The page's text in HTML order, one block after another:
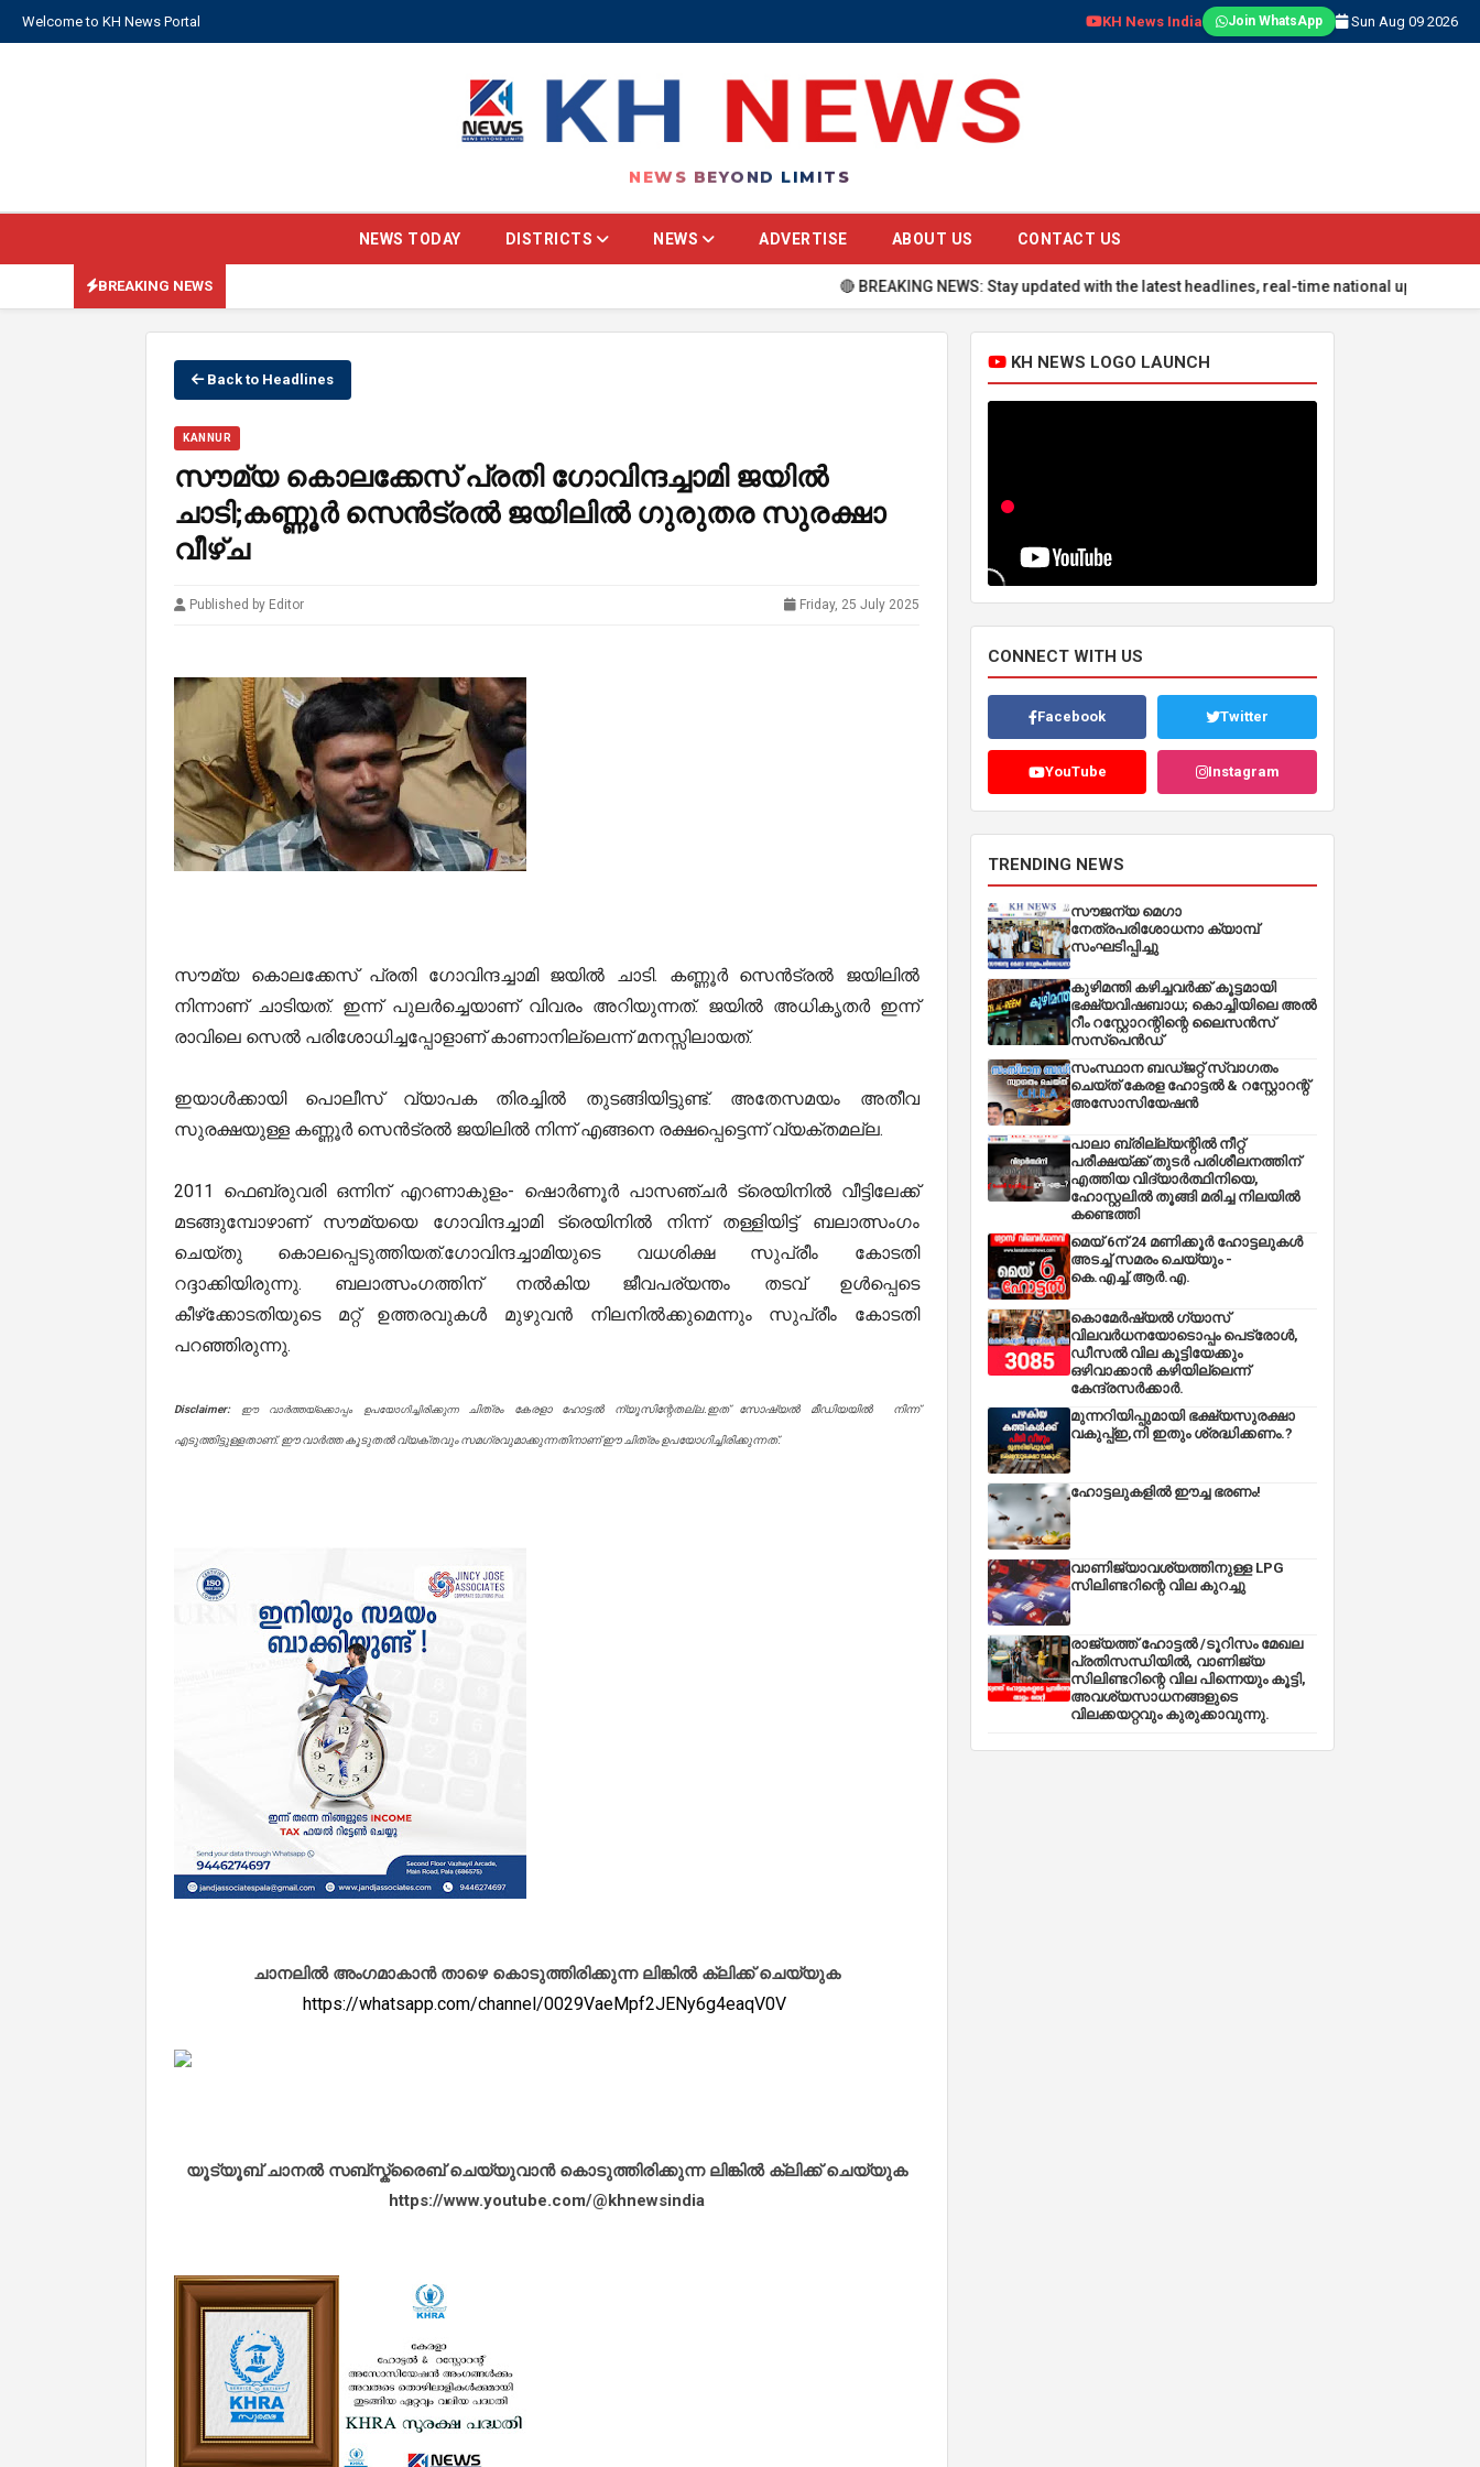
Welcome to KH News Portal KH News India Join WhatsApp Sun Aug 09 2026
NEWS BEYOND LIMITS
NEWS TODAY DISTRICTS NEWS ADVERTISE ABOUT US CONTACT US
BREAKING NEWS 🔴 BREAKING NEWS: Stay updated with the latest headlines, real-time national updates, global
Back to Headlines
KANNUR
സൗമ്യ കൊലക്കേസ് പ്രതി ഗോവിന്ദച്ചാമി ജയിൽ
ചാടി;കണ്ണൂർ സെൻട്രൽ ജയിലിൽ ഗുരുതര സുരക്ഷാ
വീഴ്ച
Published by Editor Friday, 25 July 2025
സൗമ്യ കൊലക്കേസ് പ്രതി ഗോവിന്ദച്ചാമി ജയില്‍ ചാടി. കണ്ണൂര്‍ സെന്‍ട്രല്‍ ജയിലില്‍
നിന്നാണ് ചാടിയത്. ഇന്ന് പുലർച്ചെയാണ് വിവരം അറിയുന്നത്. ജയിൽ അധികൃതർ ഇന്ന്
രാവിലെ സെൽ പരിശോധിച്ചപ്പോളാണ് കാണാനില്ലെന്ന് മനസ്സിലായത്.
ഇയാൾക്കായി പൊലീസ് വ്യാപക തിരച്ചിൽ തുടങ്ങിയിട്ടുണ്ട്. അതേസമയം അതീവ
സുരക്ഷയുള്ള കണ്ണൂർ സെൻട്രൽ ജയിലിൽ നിന്ന് എങ്ങനെ രക്ഷപ്പെട്ടെന്ന് വ്യക്തമല്ല.
2011 ഫെബ്രുവരി ഒന്നിന് എറണാകുളം- ഷൊര്‍ണൂര്‍ പാസഞ്ചര്‍ ട്രെയിനില്‍ വീട്ടിലേക്ക്
മടങ്ങുമ്പോഴാണ് സൗമ്യയെ ഗോവിന്ദച്ചാമി ട്രെയിനില്‍ നിന്ന് തള്ളിയിട്ട് ബലാത്സംഗം
ചെയ്തു കൊലപ്പെടുത്തിയത്.ഗോവിന്ദച്ചാമിയുടെ വധശിക്ഷ സുപ്രീം കോടതി
റദ്ദാക്കിയിരുന്നു. ബലാത്സംഗത്തിന് നല്‍കിയ ജീവപര്യന്തം തടവ് ഉള്‍പ്പെടെ
കീഴ്‌ക്കോടതിയുടെ മറ്റ് ഉത്തരവുകള്‍ മുഴുവന്‍ നിലനിൽക്കുമെന്നും സുപ്രീം കോടതി
പറഞ്ഞിരുന്നു.
Disclaimer: ഈ വാർത്തയ്ക്കൊപ്പം ഉപയോഗിച്ചിരിക്കുന്ന ചിത്രം കേരളാ ഹോട്ടൽ ന്യൂസിന്റേതല്ല.ഇത് സോഷ്യൽ മീഡിയയിൽ നിന്ന്
എടുത്തിട്ടുള്ളതാണ്. ഈ വാർത്ത കൂടുതൽ വ്യക്തവും സമഗ്രവുമാക്കുന്നതിനാണ് ഈ ചിത്രം ഉപയോഗിച്ചിരിക്കുന്നത്.
ചാനലിൽ അംഗമാകാൻ താഴെ കൊടുത്തിരിക്കുന്ന ലിങ്കിൽ ക്ലിക്ക് ചെയ്യുക
https://whatsapp.com/channel/0029VaeMpf2JENy6g4eaqV0V
യൂട്യൂബ് ചാനൽ സബ്സ്ക്രൈബ് ചെയ്യുവാൻ കൊടുത്തിരിക്കുന്ന ലിങ്കിൽ ക്ലിക്ക് ചെയ്യുക
https://www.youtube.com/@khnewsindia
KH NEWS LOGO LAUNCH
CONNECT WITH US
Facebook Twitter
YouTube Instagram
TRENDING NEWS
സൗജന്യ മെഗാ
നേത്രപരിശോധനാ ക്യാമ്പ്
സംഘടിപ്പിച്ചു
കുഴിമന്തി കഴിച്ചവർക്ക് കൂട്ടമായി
ഭക്ഷ്യവിഷബാധ; കൊച്ചിയിലെ അൽ
റീം റസ്റ്റോറന്റിന്റെ ലൈസൻസ്
സസ്പെൻഡ്
സംസ്ഥാന ബഡ്‌ജറ്റ് സ്വാഗതം
ചെയ്ത് കേരള ഹോട്ടൽ & റസ്റ്റോറന്റ്
അസോസിയേഷൻ
പാലാ ബ്രില്ല്യന്റിൽ നീറ്റ്
പരീക്ഷയ്ക്ക് തുടർ പരിശീലനത്തിന്
എത്തിയ വിദ്യാർത്ഥിനിയെ,
ഹോസ്റ്റലിൽ തൂങ്ങി മരിച്ച നിലയിൽ
കണ്ടെത്തി
മെയ് 6ന് 24 മണിക്കൂർ ഹോട്ടലുകൾ
അടച്ച് സമരം ചെയ്യും -
കെ.എച്ച്.ആർ.എ.
കൊമേർഷ്യൽ ഗ്യാസ്
വിലവർധനയോടൊപ്പം പെട്രോൾ,
ഡീസല്‍ വില കൂട്ടിയേക്കും
ഒഴിവാക്കാന്‍ കഴിയില്ലെന്ന്
കേന്ദ്രസര്‍ക്കാര്‍.
മുന്നറിയിപ്പുമായി ഭക്ഷ്യസുരക്ഷാ
വകുപ്പ്ഇ,നി ഇതും ശ്രദ്ധിക്കണം.?
ഹോട്ടലുകളിൽ ഈച്ച ഭരണം!
വാണിജ്യാവശ്യത്തിനുള്ള LPG
സിലിണ്ടറിന്റെ വില കുറച്ചു
രാജ്യത്ത് ഹോട്ടൽ /ടൂറിസം മേഖല
പ്രതിസന്ധിയിൽ, വാണിജ്യ
സിലിണ്ടറിന്റെ വില പിന്നെയും കൂട്ടി,
അവശ്യസാധനങ്ങളുടെ
വിലക്കയറ്റവും കുരുക്കാവുന്നു.